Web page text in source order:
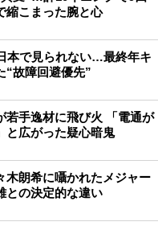
縮こまった腕と心
本で見られない…最終年キ
“故障回避優先”
若手逸材に飛び火 「電通が
と広がった疑心暗鬼
木朗希に囁かれたメジャー
の決定的な違い